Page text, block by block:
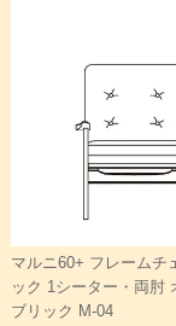
マルニ60+ フレームチ
ック 1シーター・両肘
ブリック M-04